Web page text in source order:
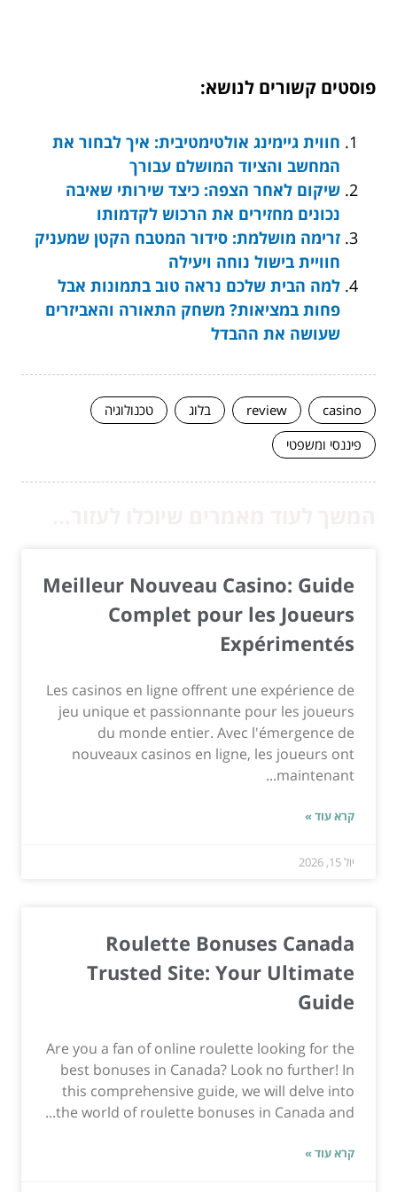
פוסטים קשורים לנושא:
חווית גיימינג אולטימטיבית: איך לבחור את
המחשב והציוד המושלם עבורך
שיקום לאחר הצפה: כיצד שירותי שאיבה
נכונים מחזירים את הרכוש לקדמותו
זרימה מושלמת: סידור המטבח הקטן שמעניק
חוויית בישול נוחה ויעילה
למה הבית שלכם נראה טוב בתמונות אבל
פחות במציאות? משחק התאורה והאביזרים
שעושה את ההבדל
casino
review בלוג
טכנולוגיה
פיננסי ומשפטי
Meilleur Nouveau Casino: Guide
Complet pour les Joueurs
Expérimentés
Les casinos en ligne offrent une expérience de
jeu unique et passionnante pour les joueurs
du monde entier. Avec l'émergence de
nouveaux casinos en ligne, les joueurs ont
maintenant...
קרא עוד »
יול 15, 2026
Roulette Bonuses Canada
Trusted Site: Your Ultimate
Guide
Are you a fan of online roulette looking for the
best bonuses in Canada? Look no further! In
this comprehensive guide, we will delve into
the world of roulette bonuses in Canada and...
קרא עוד »